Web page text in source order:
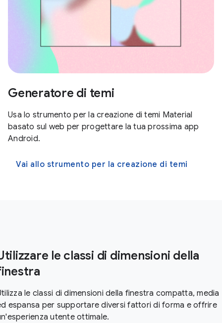
Generatore di temi
Usa lo strumento per la creazione di temi Material
basato sul web per progettare la tua prossima app
Android.
Vai allo strumento per la creazione di temi
le classi di dimensioni della
le classi di dimensioni della finestra compatta, media
espansa per supportare diversi fattori di forma e offrire
utente ottimale.